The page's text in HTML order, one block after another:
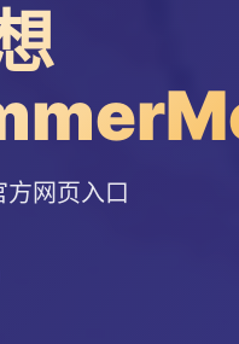
网页入口